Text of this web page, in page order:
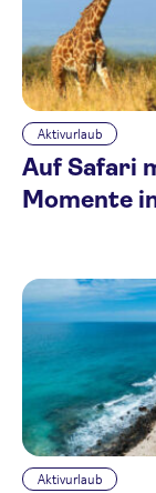
Aktivurlaub
Auf Safari
Momente
Aktivurlaub